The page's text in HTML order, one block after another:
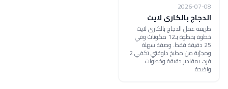
2026-07-08
الدجاج بالكارى لايت
طريقة عمل الدجاج بالكارى لايت
خطوة بخطوة بـ12 مكونات وفي
25 دقيقة فقط. وصفة سهلة
ومجرّبة من مطبخ دلوقتي تكفي 2
فرد، بمقادير دقيقة وخطوات
واضحة.